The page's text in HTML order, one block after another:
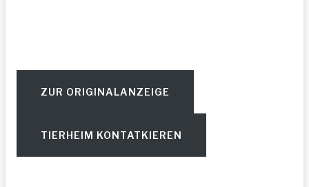
ZUR ORIGINALANZEIGE
TIERHEIM KONTATKIEREN